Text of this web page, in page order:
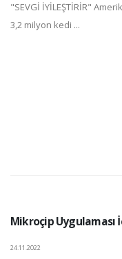
"SEVGİ İYİLEŞTİRİR"
3,2 milyon kedi ...
Mikroçip Uygulaması
24.11.2022